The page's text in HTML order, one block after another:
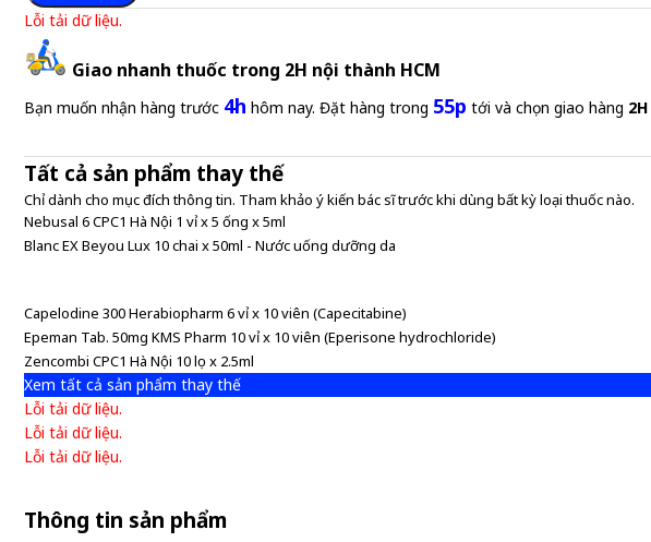
Lỗi tải dữ liệu.
Giao nhanh thuốc trong 2H nội thành HCM
Bạn muốn nhận hàng trước 4h hôm nay. Đặt hàng trong 55p tới và chọn giao hàng 2H
Tất cả sản phẩm thay thế
Chỉ dành cho mục đích thông tin. Tham khảo ý kiến bác sĩ trước khi dùng bất kỳ loại thuốc nào.
Nebusal 6 CPC1 Hà Nội 1 vỉ x 5 ống x 5ml
Blanc EX Beyou Lux 10 chai x 50ml - Nước uống dưỡng da
Capelodine 300 Herabiopharm 6 vỉ x 10 viên (Capecitabine)
Epeman Tab. 50mg KMS Pharm 10 vỉ x 10 viên (Eperisone hydrochloride)
Zencombi CPC1 Hà Nội 10 lọ x 2.5ml
Xem tất cả sản phẩm thay thế
Lỗi tải dữ liệu.
Lỗi tải dữ liệu.
Lỗi tải dữ liệu.
Thông tin sản phẩm